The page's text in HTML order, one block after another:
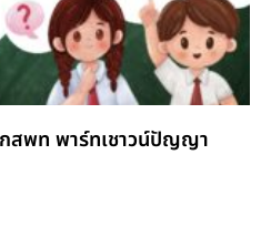
สพท พาร์ทเชาวน์ปัญญา